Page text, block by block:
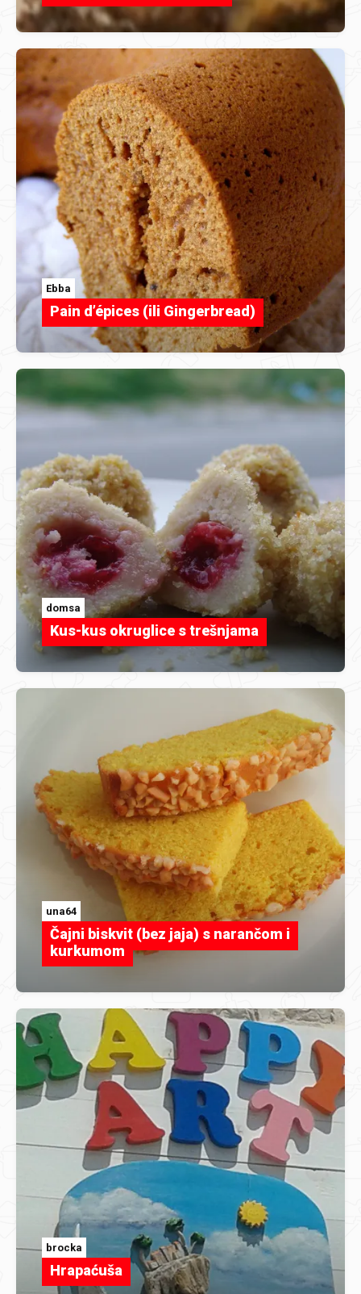
Ebba
Pain d’épices (ili Gingerbread)
domsa
Kus-kus okruglice s trešnjama
una64
Čajni biskvit (bez jaja) s narančom i
kurkumom
brocka
Hrapaćuša